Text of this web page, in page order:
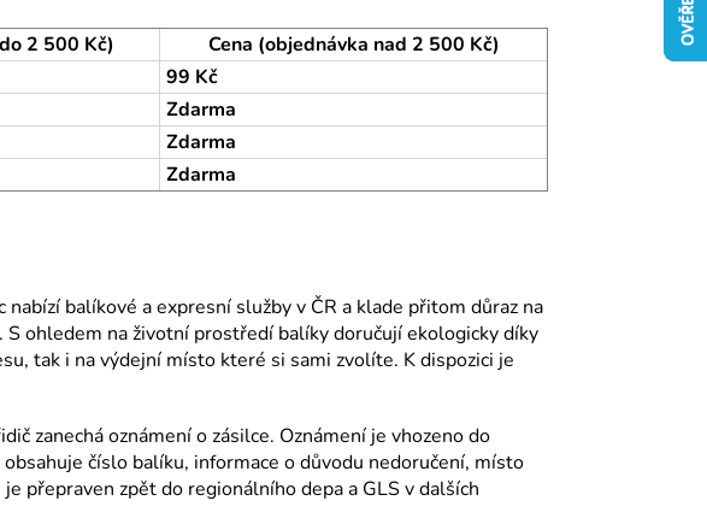
2 500 Kč)
Cena (objednávka nad 2 500 Kč)
99 Kč
Zdarma
Zdarma
Zdarma
balíkové a expresní služby v ČR a klade přitom důraz na
ohledem na životní prostředí balíky doručují ekologicky díky
tak i na výdejní místo které si sami zvolíte. K dispozici je
zanechá oznámení o zásilce. Oznámení je vhozeno do
číslo balíku, informace o důvodu nedoručení, místo
přepraven zpět do regionálního depa a GLS v dalších